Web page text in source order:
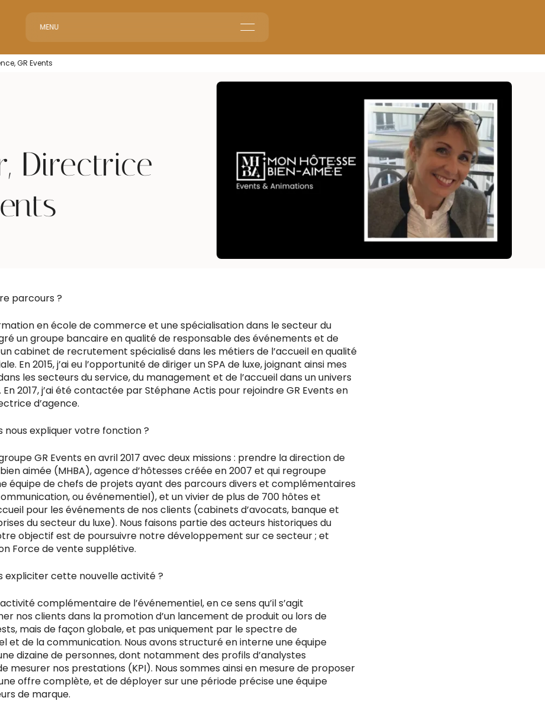
MENU
Le groupe GR
GR Events
Directrice
parcours ?
en école de commerce et une spécialisation dans le secteur du
un groupe bancaire en qualité de responsable des événements et de
un cabinet de recrutement spécialisé dans les métiers de l’accueil en qualité
En 2015, j’ai eu l’opportunité de diriger un SPA de luxe, joignant ainsi mes
les secteurs du service, du management et de l’accueil dans un univers
2017, j’ai été contactée par Stéphane Actis pour rejoindre GR Events en
d’agence.
nous expliquer votre fonction ?
GR Events en avril 2017 avec deux missions : prendre la direction de
aimée (MHBA), agence d’hôtesses créée en 2007 et qui regroupe
équipe de chefs de projets ayant des parcours divers et complémentaires
ou événementiel), et un vivier de plus de 700 hôtes et
pour les événements de nos clients (cabinets d’avocats, banque et
du secteur du luxe). Nous faisons partie des acteurs historiques du
objectif est de poursuivre notre développement sur ce secteur ; et
Force de vente supplétive.
expliciter cette nouvelle activité ?
activité complémentaire de l’événementiel, en ce sens qu’il s’agit
nos clients dans la promotion d’un lancement de produit ou lors de
mais de façon globale, et pas uniquement par le spectre de
et de la communication. Nous avons structuré en interne une équipe
dizaine de personnes, dont notamment des profils d’analystes
mesurer nos prestations (KPI). Nous sommes ainsi en mesure de proposer
offre complète, et de déployer sur une période précise une équipe
de marque.